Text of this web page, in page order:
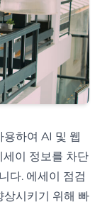
하여 AI 및 웹
이 정보를 차단
다. 에세이 점검
상시키기 위해 빠